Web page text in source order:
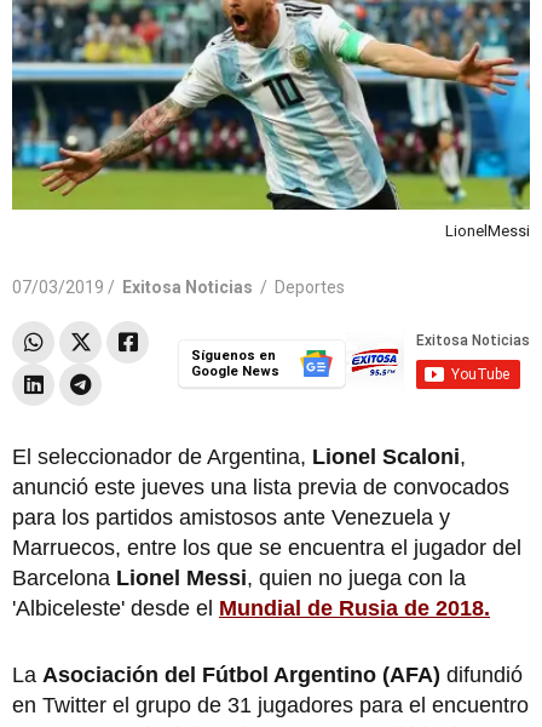
LionelMessi
07/03/2019 / Exitosa Noticias / Deportes
Síguenos en
Google News
El seleccionador de Argentina, Lionel Scaloni,
anunció este jueves una lista previa de convocados
para los partidos amistosos ante Venezuela y
Marruecos, entre los que se encuentra el jugador del
Barcelona Lionel Messi, quien no juega con la
'Albiceleste' desde el Mundial de Rusia de 2018.
La Asociación del Fútbol Argentino (AFA) difundió
en Twitter el grupo de 31 jugadores para el encuentro